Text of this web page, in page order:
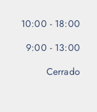
10:00 - 18:00
9:00 - 13:00
Cerrado